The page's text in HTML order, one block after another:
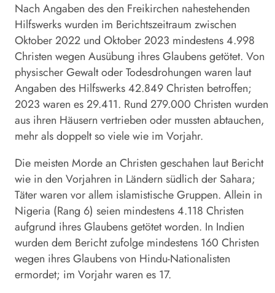
Nach Angaben des den Freikirchen nahestehenden
Hilfswerks wurden im Berichtszeitraum zwischen
Oktober 2022 und Oktober 2023 mindestens 4.998
Christen wegen Ausübung ihres Glaubens getötet. Von
physischer Gewalt oder Todesdrohungen waren laut
Angaben des Hilfswerks 42.849 Christen betroffen;
2023 waren es 29.411. Rund 279.000 Christen wurden
aus ihren Häusern vertrieben oder mussten abtauchen,
mehr als doppelt so viele wie im Vorjahr.
Die meisten Morde an Christen geschahen laut Bericht
wie in den Vorjahren in Ländern südlich der Sahara;
Täter waren vor allem islamistische Gruppen. Allein in
Nigeria (Rang 6) seien mindestens 4.118 Christen
aufgrund ihres Glaubens getötet worden. In Indien
wurden dem Bericht zufolge mindestens 160 Christen
wegen ihres Glaubens von Hindu-Nationalisten
ermordet; im Vorjahr waren es 17.